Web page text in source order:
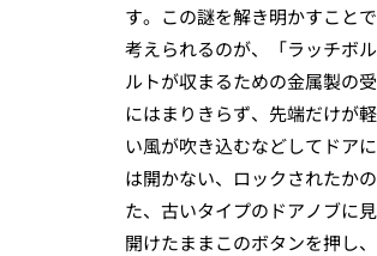
す。この謎を解き明かすこと
考えられるのが、「ラッチボ
ルトが収まるための金属製の
にはまりきらず、先端だけが
い風が吹き込むなどしてドア
は開かない、ロックされたか
た、古いタイプのドアノブに
開けたままこのボタンを押し